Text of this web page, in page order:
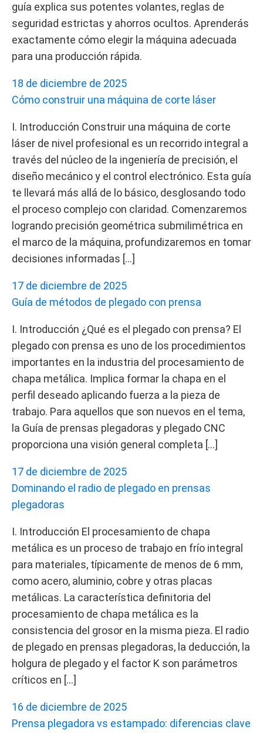
guía explica sus potentes volantes, reglas de
seguridad estrictas y ahorros ocultos. Aprenderás
exactamente cómo elegir la máquina adecuada
para una producción rápida.
18 de diciembre de 2025
Cómo construir una máquina de corte láser
I. Introducción Construir una máquina de corte
láser de nivel profesional es un recorrido integral a
través del núcleo de la ingeniería de precisión, el
diseño mecánico y el control electrónico. Esta guía
te llevará más allá de lo básico, desglosando todo
el proceso complejo con claridad. Comenzaremos
logrando precisión geométrica submilimétrica en
el marco de la máquina, profundizaremos en tomar
decisiones informadas […]
17 de diciembre de 2025
Guía de métodos de plegado con prensa
I. Introducción ¿Qué es el plegado con prensa? El
plegado con prensa es uno de los procedimientos
importantes en la industria del procesamiento de
chapa metálica. Implica formar la chapa en el
perfil deseado aplicando fuerza a la pieza de
trabajo. Para aquellos que son nuevos en el tema,
la Guía de prensas plegadoras y plegado CNC
proporciona una visión general completa […]
17 de diciembre de 2025
Dominando el radio de plegado en prensas
plegadoras
I. Introducción El procesamiento de chapa
metálica es un proceso de trabajo en frío integral
para materiales, típicamente de menos de 6 mm,
como acero, aluminio, cobre y otras placas
metálicas. La característica definitoria del
procesamiento de chapa metálica es la
consistencia del grosor en la misma pieza. El radio
de plegado en prensas plegadoras, la deducción, la
holgura de plegado y el factor K son parámetros
críticos en […]
16 de diciembre de 2025
Prensa plegadora vs estampado: diferencias clave